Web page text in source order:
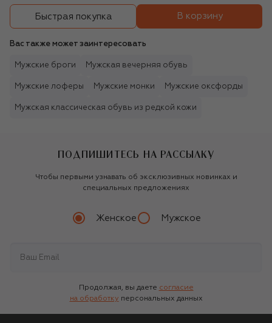
Быстрая покупка В корзину
Вас также может заинтересовать
Мужские броги Мужская вечерняя обувь
Мужские лоферы Мужские монки Мужские оксфорды
Мужская классическая обувь из редкой кожи
ПОДПИШИТЕСЬ НА РАССЫЛКУ
Чтобы первыми узнавать об эксклюзивных новинках и
специальных предложениях
Женское Мужское
Продолжая, вы даете согласие
на обработку персональных данных